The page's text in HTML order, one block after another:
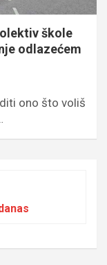
škole
odlazećem
ono što voliš